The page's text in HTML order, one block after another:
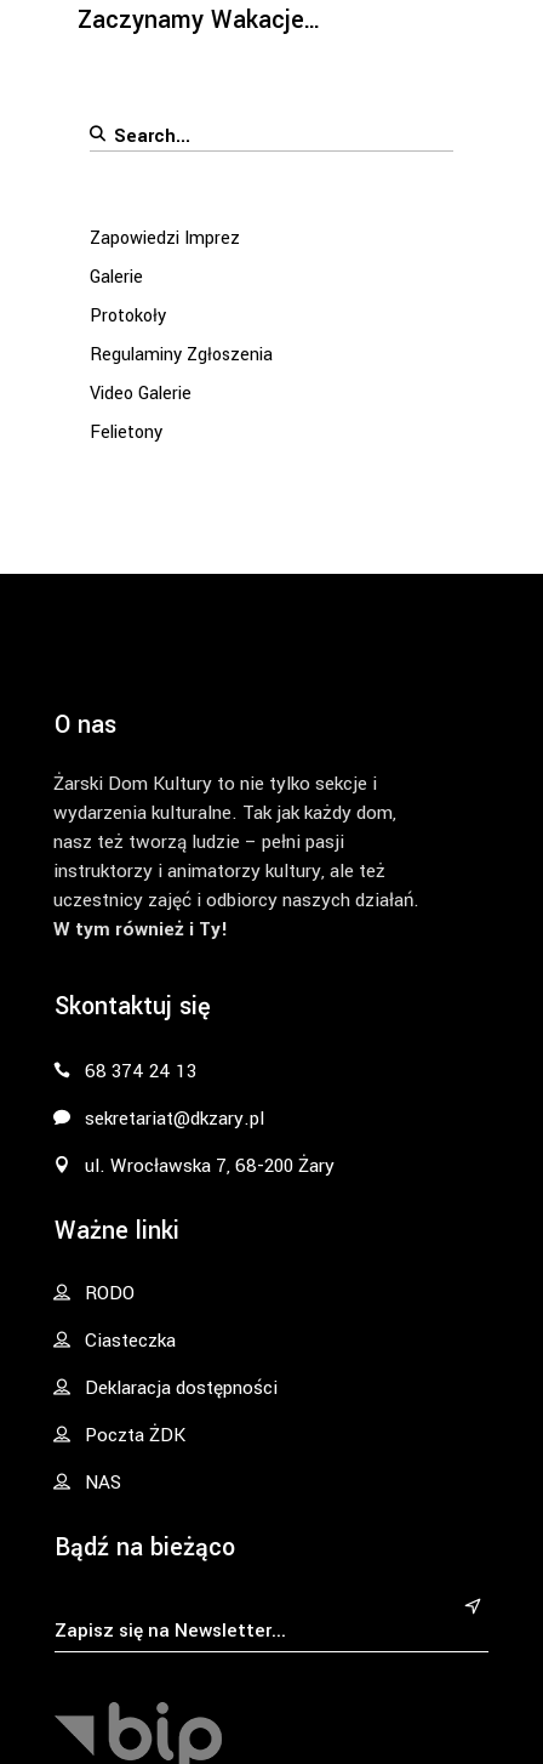
Zaczynamy Wakacje…
Search
Zapowiedzi Imprez
Galerie
Protokoły
Regulaminy Zgłoszenia
Video Galerie
Felietony
O nas
Żarski Dom Kultury to nie tylko sekcje i
wydarzenia kulturalne. Tak jak każdy dom,
nasz też tworzą ludzie – pełni pasji
instruktorzy i animatorzy kultury, ale też
uczestnicy zajęć i odbiorcy naszych działań.
W tym również i Ty!
Skontaktuj się
68 374 24 13
sekretariat@dkzary.pl
ul. Wrocławska 7, 68-200 Żary
Ważne linki
RODO
Ciasteczka
Deklaracja dostępności
Poczta ŻDK
NAS
Bądź na bieżąco
&